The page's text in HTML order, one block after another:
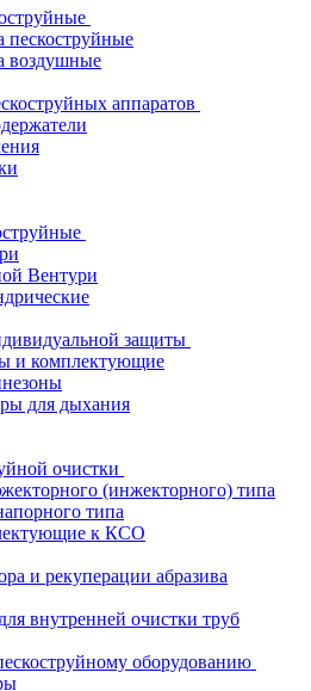
пескоструйные
воздушные
аппаратов
Вентури
защиты
и комплектующие
для дыхания
очистки
(инжекторного) типа
типа
к КСО
и рекуперации абразива
внутренней очистки труб
оборудованию